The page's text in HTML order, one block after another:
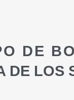
DE
DE LOS